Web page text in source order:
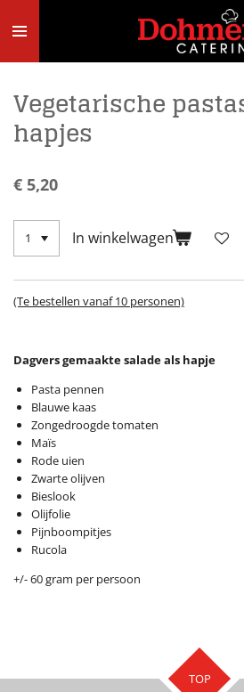
direct
Vegetarische
hapjes
€ 5,20
In winkelwagen
(Te bestellen vanaf 10 personen)
Dagvers gemaakte salade als hapje
Pasta pennen
Blauwe kaas
Zongedroogde tomaten
Maïs
Rode uien
Zwarte olijven
Bieslook
Olijfolie
Pijnboompitjes
Rucola
+/- 60 gram per persoon
TOP